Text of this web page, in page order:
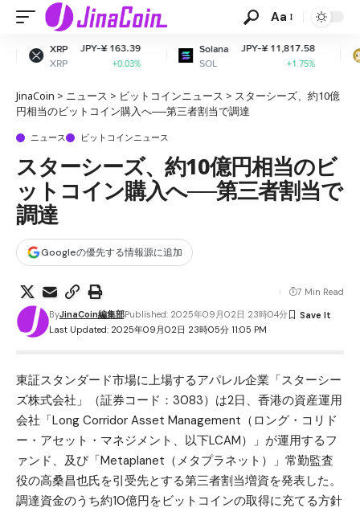
Aa
¥ 163.39
+0.03%
Solana
SOL
JPY-¥ 11,817.58
+1.75%
Dogecoin
DOGE
JinaCoin > ニュース > ビットコインニュース > スターシーズ、約10億
円相当のビットコイン購入へ──第三者割当で調達
ニュース ビットコインニュース
スターシーズ、約10億円相当のビ
ットコイン購入へ──第三者割当で
調達
Googleの優先する情報源に追加
Last Updated: 2025年09月02日 23時05分 11:05 PM
ByJinaCoin編集部Published: 2025年09月02日 23時04分
7 Min Read
東証スタンダード市場に上場するアパレル企業「スターシー
ズ株式会社」（証券コード：3083）は2日、香港の資産運用
会社「Long Corridor Asset Management（ロング・コリド
ー・アセット・マネジメント、以下LCAM）」が運用するフ
ァンド、及び「Metaplanet（メタプラネット）」常勤監査
役の高桑昌也氏を引受先とする第三者割当増資を発表した。
調達資金のうち約10億円をビットコインの取得に充てる方針